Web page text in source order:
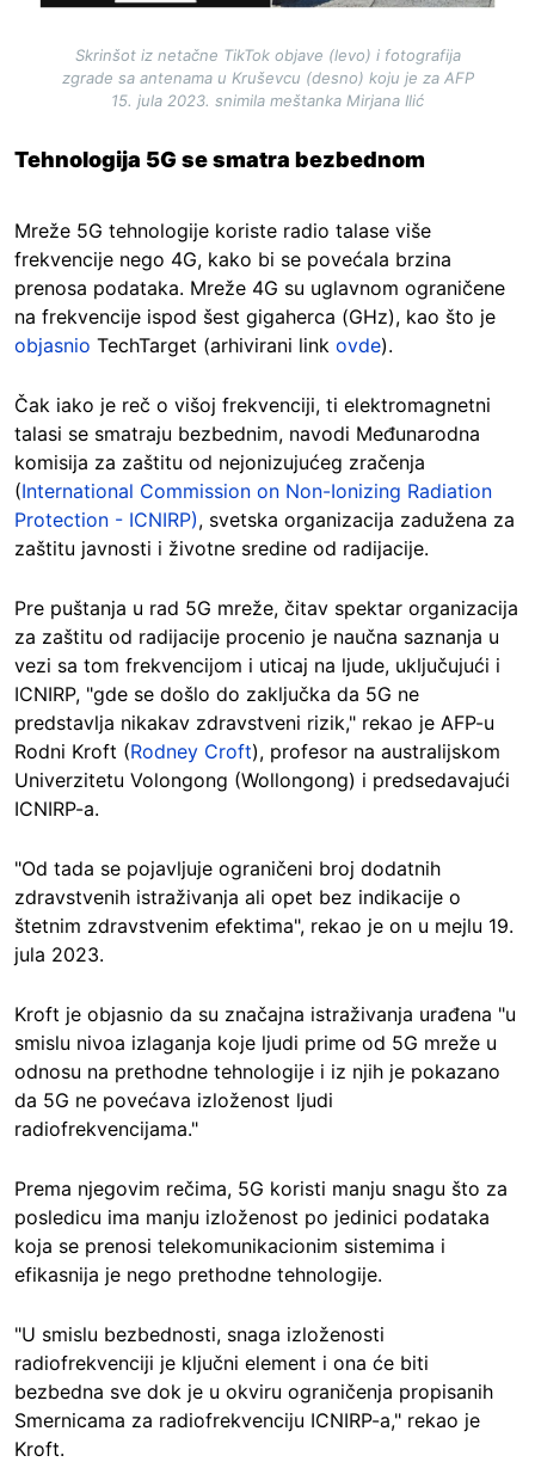
Skrinšot iz netačne TikTok objave (levo) i fotografija
zgrade sa antenama u Kruševcu (desno) koju je za AFP
15. jula 2023. snimila meštanka Mirjana Ilić
Tehnologija 5G se smatra bezbednom
Mreže 5G tehnologije koriste radio talase više
frekvencije nego 4G, kako bi se povećala brzina
prenosa podataka. Mreže 4G su uglavnom ograničene
na frekvencije ispod šest gigaherca (GHz), kao što je
objasnio TechTarget (arhivirani link ovde).
Čak iako je reč o višoj frekvenciji, ti elektromagnetni
talasi se smatraju bezbednim, navodi Međunarodna
komisija za zaštitu od nejonizujućeg zračenja
(International Commission on Non-Ionizing Radiation
Protection - ICNIRP), svetska organizacija zadužena za
zaštitu javnosti i životne sredine od radijacije.
Pre puštanja u rad 5G mreže, čitav spektar organizacija
za zaštitu od radijacije procenio je naučna saznanja u
vezi sa tom frekvencijom i uticaj na ljude, uključujući i
ICNIRP, "gde se došlo do zaključka da 5G ne
predstavlja nikakav zdravstveni rizik," rekao je AFP-u
Rodni Kroft (Rodney Croft), profesor na australijskom
Univerzitetu Volongong (Wollongong) i predsedavajući
ICNIRP-a.
"Od tada se pojavljuje ograničeni broj dodatnih
zdravstvenih istraživanja ali opet bez indikacije o
štetnim zdravstvenim efektima", rekao je on u mejlu 19.
jula 2023.
Kroft je objasnio da su značajna istraživanja urađena "u
smislu nivoa izlaganja koje ljudi prime od 5G mreže u
odnosu na prethodne tehnologije i iz njih je pokazano
da 5G ne povećava izloženost ljudi
radiofrekvencijama."
Prema njegovim rečima, 5G koristi manju snagu što za
posledicu ima manju izloženost po jedinici podataka
koja se prenosi telekomunikacionim sistemima i
efikasnija je nego prethodne tehnologije.
"U smislu bezbednosti, snaga izloženosti
radiofrekvenciji je ključni element i ona će biti
bezbedna sve dok je u okviru ograničenja propisanih
Smernicama za radiofrekvenciju ICNIRP-a," rekao je
Kroft.